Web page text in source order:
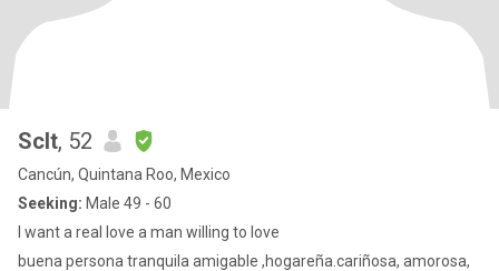
Sclt, 52
Cancún, Quintana Roo, Mexico
Seeking: Male 49 - 60
I want a real love a man willing to love
buena persona tranquila amigable ,hogareña.cariñosa, amorosa,